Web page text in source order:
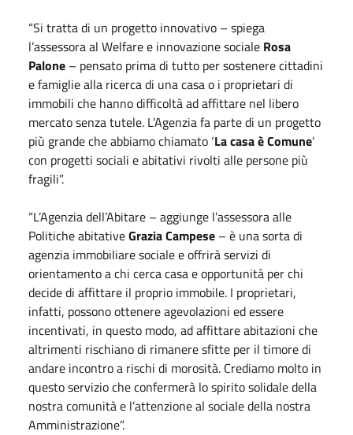
“Si tratta di un progetto innovativo – spiega
l’assessora al Welfare e innovazione sociale Rosa
Palone – pensato prima di tutto per sostenere cittadini
e famiglie alla ricerca di una casa o i proprietari di
immobili che hanno difficoltà ad affittare nel libero
mercato senza tutele. L’Agenzia fa parte di un progetto
più grande che abbiamo chiamato ‘La casa è Comune’
con progetti sociali e abitativi rivolti alle persone più
fragili”.
“L’Agenzia dell’Abitare – aggiunge l’assessora alle
Politiche abitativeGrazia Campese – è una sorta di
agenzia immobiliare sociale e offrirà servizi di
orientamento a chi cerca casa e opportunità per chi
decide di affittare il proprio immobile. I proprietari,
infatti, possono ottenere agevolazioni ed essere
incentivati, in questo modo, ad affittare abitazioni che
altrimenti rischiano di rimanere sfitte per il timore di
andare incontro a rischi di morosità. Crediamo molto in
questo servizio che confermerà lo spirito solidale della
nostra comunità e l’attenzione al sociale della nostra
Amministrazione”.